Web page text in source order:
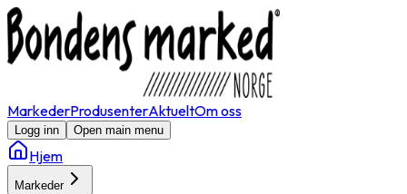
MarkederProdusenterAktueltOm oss
Logg inn Open main menu
Hjem
Markeder